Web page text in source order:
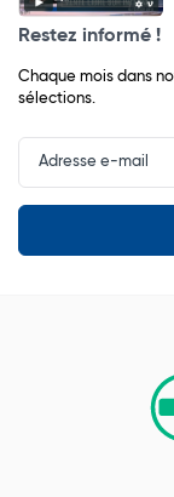
Restez informé !
Chaque mois dans
sélections.
Input
Newsletter